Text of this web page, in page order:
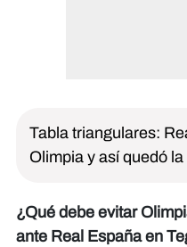
Tabla triangulares:
Olimpia y así quedó
¿Qué debe evitar
ante Real España en